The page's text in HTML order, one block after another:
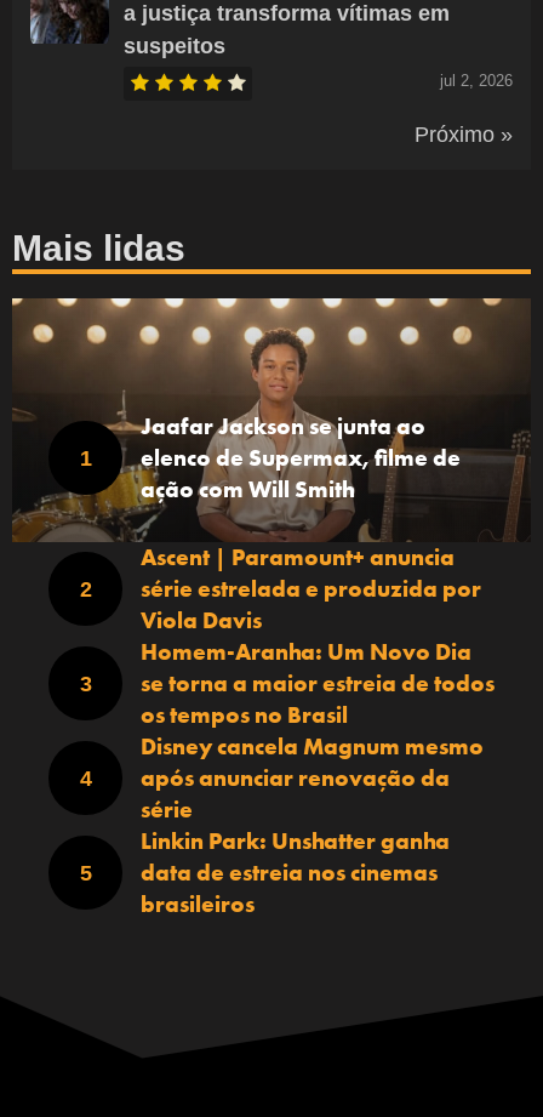
a justiça transforma vítimas em
suspeitos
jul 2, 2026
Próximo »
Mais lidas
Jaafar Jackson se junta ao
elenco de Supermax, filme de
ação com Will Smith
Ascent | Paramount+ anuncia
série estrelada e produzida por
Viola Davis
Homem-Aranha: Um Novo Dia
se torna a maior estreia de todos
os tempos no Brasil
Disney cancela Magnum mesmo
após anunciar renovação da
série
Linkin Park: Unshatter ganha
data de estreia nos cinemas
brasileiros